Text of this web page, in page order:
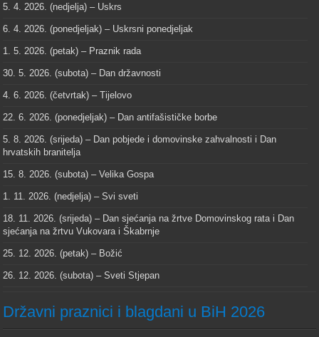
5. 4. 2026. (nedjelja) – Uskrs
6. 4. 2026. (ponedjeljak) – Uskrsni ponedjeljak
1. 5. 2026. (petak) – Praznik rada
30. 5. 2026. (subota) – Dan državnosti
4. 6. 2026. (četvrtak) – Tijelovo
22. 6. 2026. (ponedjeljak) – Dan antifašističke borbe
5. 8. 2026. (srijeda) – Dan pobjede i domovinske zahvalnosti i Dan
hrvatskih branitelja
15. 8. 2026. (subota) – Velika Gospa
1. 11. 2026. (nedjelja) – Svi sveti
18. 11. 2026. (srijeda) – Dan sjećanja na žrtve Domovinskog rata i Dan
sjećanja na žrtvu Vukovara i Škabrnje
25. 12. 2026. (petak) – Božić
26. 12. 2026. (subota) – Sveti Stjepan
Državni praznici i blagdani u BiH 2026